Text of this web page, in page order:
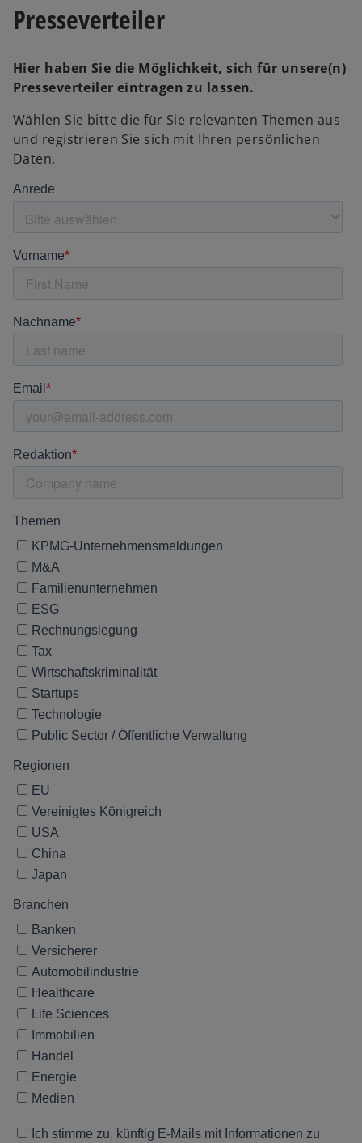
Presseverteiler
Hier haben Sie die Möglichkeit, sich für unsere(n)
Presseverteiler eintragen zu lassen.
Wählen Sie bitte die für Sie relevanten Themen aus
und registrieren Sie sich mit Ihren persönlichen
Daten.